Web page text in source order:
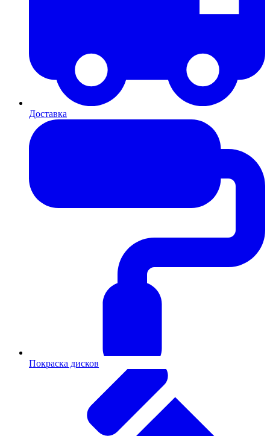
Доставка
Покраска дисков